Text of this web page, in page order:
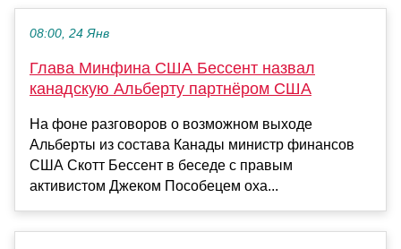
08:00, 24 Янв
Глава Минфина США Бессент назвал
канадскую Альберту партнёром США
На фоне разговоров о возможном выходе
Альберты из состава Канады министр финансов
США Скотт Бессент в беседе с правым
активистом Джеком Пособецем оха...